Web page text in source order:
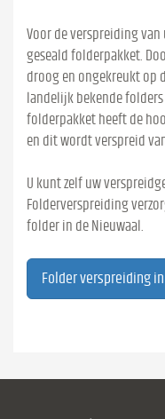
Voor de verspreiding
geseald folderpakket.
droog en ongekreukt op
landelijk bekende
folderpakket heeft de
en dit wordt verspreid
U kunt zelf uw
Folderverspreiding
folder in de Nieuwaal.
Folder verspreiding